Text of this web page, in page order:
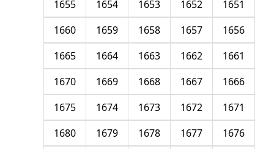
1651
1652
1653
1654
1655
1656
1657
1658
1659
1660
1661
1662
1663
1664
1665
1666
1667
1668
1669
1670
1671
1672
1673
1674
1675
1676
1677
1678
1679
1680